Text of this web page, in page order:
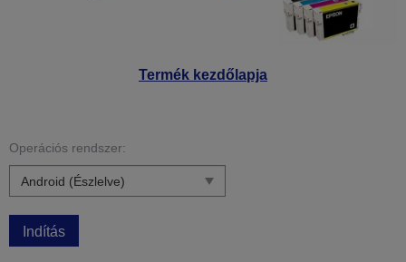
Termék kezdőlapja
Operációs rendszer:
Indítás